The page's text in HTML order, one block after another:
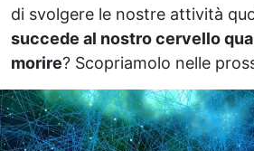
di svolgere le nostre attività
succede al nostro cervello
morire? Scopriamolo nelle